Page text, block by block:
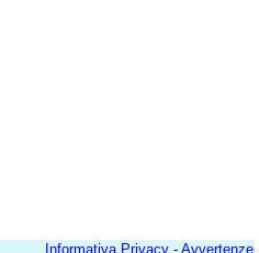
Informativa Privacy - Avvertenze